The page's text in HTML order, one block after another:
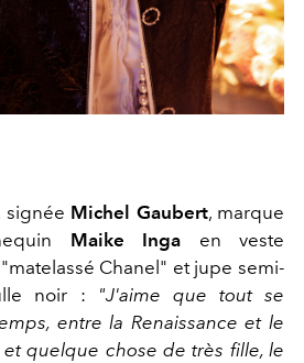
signée Michel Gaubert, marque
Maike Inga en veste
Chanel" et jupe semi-
noir : "J'aime que tout se
entre la Renaissance et le
quelque chose de très fille, le